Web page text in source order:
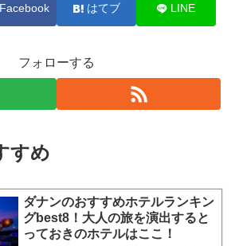
Facebook はてブ LINE
フォローする
すめ
ダナンのおすすめホテルランキン
グbest8！大人の旅を演出すると
っておきのホテルはここ！